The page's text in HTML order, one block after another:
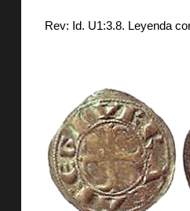
Rev: Id. U1:3.8. Leyenda